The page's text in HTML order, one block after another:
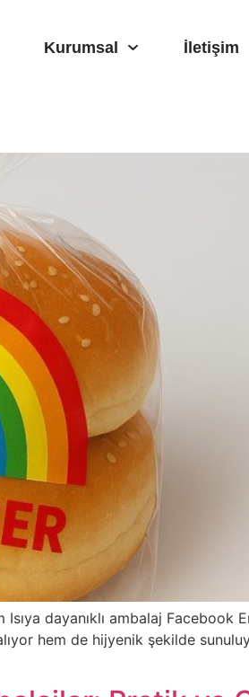
Kurumsal İletişim
dayanıklı ambalaj
hem de hijyenik şekilde